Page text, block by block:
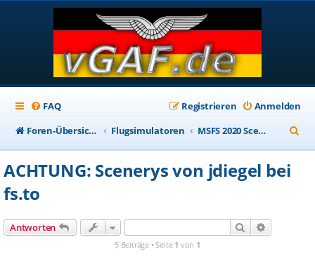
FAQ Anmelden
Registrieren
Foren-Übersicht
Flugsimulatoren MSFS 2020 Scenery Addons
u
ACHTUNG: Scenerys von jdiegel bei
fs.to
Antworten Suche
5 Beiträge • Seite 1 von 1